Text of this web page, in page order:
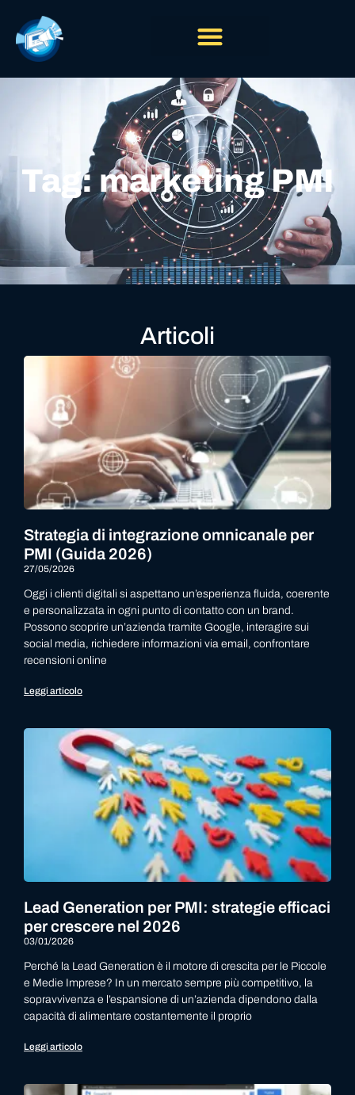
Tag: marketing PMI
Articoli
Strategia di integrazione omnicanale per
PMI (Guida 2026)
27/05/2026
Oggi i clienti digitali si aspettano un’esperienza fluida, coerente
e personalizzata in ogni punto di contatto con un brand.
Possono scoprire un’azienda tramite Google, interagire sui
social media, richiedere informazioni via email, confrontare
recensioni online
Leggi articolo
Lead Generation per PMI: strategie efficaci
per crescere nel 2026
03/01/2026
Perché la Lead Generation è il motore di crescita per le Piccole
e Medie Imprese? In un mercato sempre più competitivo, la
sopravvivenza e l’espansione di un’azienda dipendono dalla
capacità di alimentare costantemente il proprio
Leggi articolo